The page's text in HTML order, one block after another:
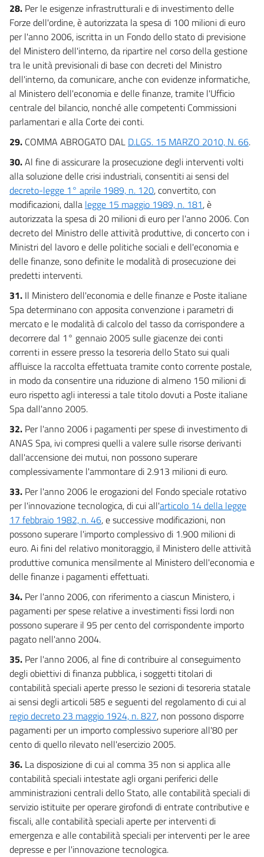
28. Per le esigenze infrastrutturali e di investimento delle
Forze dell'ordine, è autorizzata la spesa di 100 milioni di euro
per l'anno 2006, iscritta in un Fondo dello stato di previsione
del Ministero dell'interno, da ripartire nel corso della gestione
tra le unità previsionali di base con decreti del Ministro
dell'interno, da comunicare, anche con evidenze informatiche,
al Ministero dell'economia e delle finanze, tramite l'Ufficio
centrale del bilancio, nonché alle competenti Commissioni
parlamentari e alla Corte dei conti.
29. COMMA ABROGATO DAL D.LGS. 15 MARZO 2010, N. 66.
30.Al fine di assicurare la prosecuzione degli interventi volti
alla soluzione delle crisi industriali, consentiti ai sensi del
decreto-legge 1° aprile 1989, n. 120, convertito, con
modificazioni, dalla legge 15 maggio 1989, n. 181, è
autorizzata la spesa di 20 milioni di euro per l'anno 2006. Con
decreto del Ministro delle attività produttive, di concerto con i
Ministri del lavoro e delle politiche sociali e dell'economia e
delle finanze, sono definite le modalità di prosecuzione dei
predetti interventi.
31. Il Ministero dell'economia e delle finanze e Poste italiane
Spa determinano con apposita convenzione i parametri di
mercato e le modalità di calcolo del tasso da corrispondere a
decorrere dal 1° gennaio 2005 sulle giacenze dei conti
correnti in essere presso la tesoreria dello Stato sui quali
affluisce la raccolta effettuata tramite conto corrente postale,
in modo da consentire una riduzione di almeno 150 milioni di
euro rispetto agli interessi a tale titolo dovuti a Poste italiane
Spa dall'anno 2005.
32. Per l'anno 2006 i pagamenti per spese di investimento di
ANAS Spa, ivi compresi quelli a valere sulle risorse derivanti
dall'accensione dei mutui, non possono superare
complessivamente l'ammontare di 2.913 milioni di euro.
33. Per l'anno 2006 le erogazioni del Fondo speciale rotativo
per l'innovazione tecnologica, di cui all'articolo 14 della legge
17 febbraio 1982, n. 46, e successive modificazioni, non
possono superare l'importo complessivo di 1.900 milioni di
euro. Ai fini del relativo monitoraggio, il Ministero delle attività
produttive comunica mensilmente al Ministero dell'economia e
delle finanze i pagamenti effettuati.
34. Per l'anno 2006, con riferimento a ciascun Ministero, i
pagamenti per spese relative a investimenti fissi lordi non
possono superare il 95 per cento del corrispondente importo
pagato nell'anno 2004.
35. Per l'anno 2006, al fine di contribuire al conseguimento
degli obiettivi di finanza pubblica, i soggetti titolari di
contabilità speciali aperte presso le sezioni di tesoreria statale
ai sensi degli articoli 585 e seguenti del regolamento di cui al
regio decreto 23 maggio 1924, n. 827, non possono disporre
pagamenti per un importo complessivo superiore all'80 per
cento di quello rilevato nell'esercizio 2005.
36. La disposizione di cui al comma 35 non si applica alle
contabilità speciali intestate agli organi periferici delle
amministrazioni centrali dello Stato, alle contabilità speciali di
servizio istituite per operare girofondi di entrate contributive e
fiscali, alle contabilità speciali aperte per interventi di
emergenza e alle contabilità speciali per interventi per le aree
depresse e per l'innovazione tecnologica.